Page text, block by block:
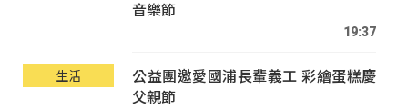
音樂節
19:37
生活
公益團邀愛國浦長輩義工 彩繪蛋糕慶
父親節